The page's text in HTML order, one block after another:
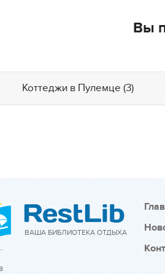
Вы
Коттеджи в Пулемце (3)
ВАША БИБЛИОТЕКА ОТДЫХА